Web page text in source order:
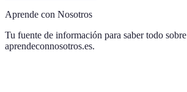
Aprende con Nosotros
Tu fuente de información para saber todo sobre
aprendeconnosotros.es.